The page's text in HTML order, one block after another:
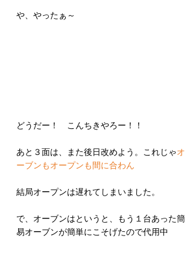
や、やったぁ～
どうだー！　こんちきやろー！！
あと３面は、また後日改めよう。これじゃオ
ーブンもオープンも間に合わん
結局オープンは遅れてしまいました。
で、オーブンはというと、もう１台あった簡
易オーブンが簡単にこそげたので代用中